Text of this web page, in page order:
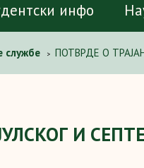
инфо
службе > ПОТВРДЕ О
И